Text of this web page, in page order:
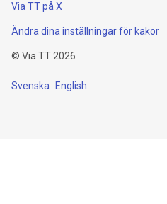
Via TT på X
Ändra dina inställningar för kakor
© Via TT 2026
Svenska English